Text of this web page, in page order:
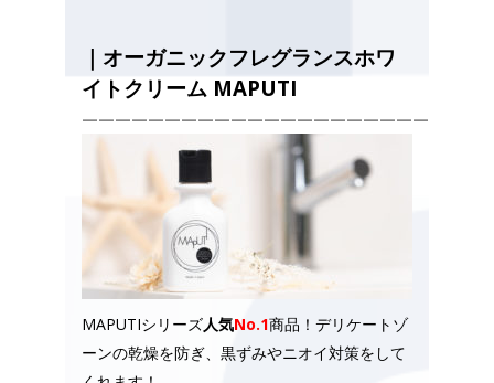
｜ オーガニックフレグランスホワ
イトクリーム MAPUTI
MAPUTIシリーズ人気No.1商品！デリケートゾ
ーンの乾燥を防ぎ、黒ずみやニオイ対策をして